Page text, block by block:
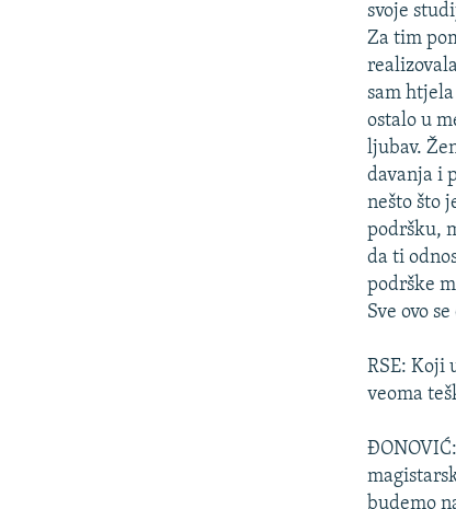
svoje
Za tim
sam
ostalo u
ljubav.
davanja i
nešto što
podršku,
da ti
podrške
Sve ovo
RSE: Koji
veoma
budemo